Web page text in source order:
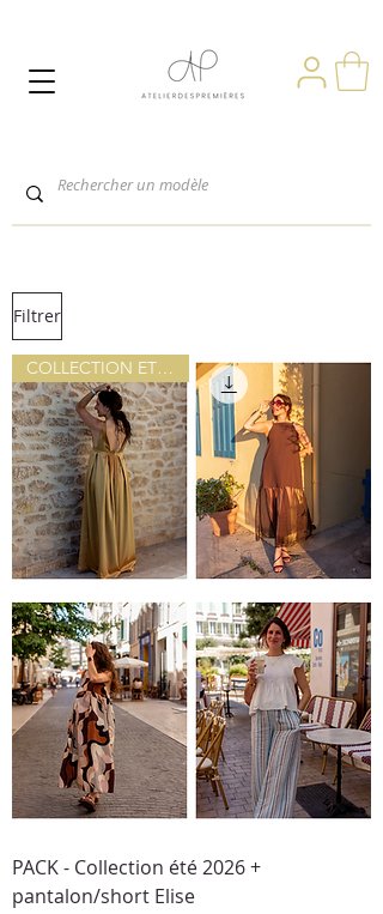
Filtrer
COLLECTION ETE 2026
PACK - Collection été 2026 +
pantalon/short Elise